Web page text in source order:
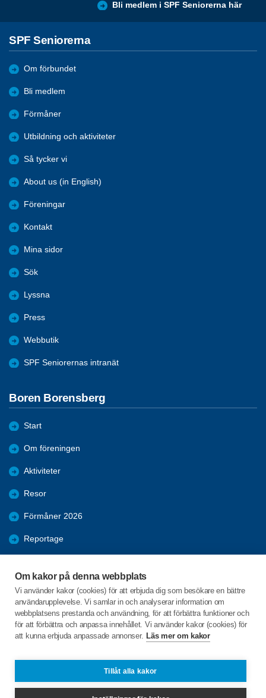
Om kakor på denna webbplats
Vi använder kakor (cookies) för att erbjuda dig som besökare en bättre
användarupplevelse. Vi samlar in och analyserar information om
webbplatsens prestanda och användning, för att förbättra funktioner och
för att förbättra och anpassa innehållet. Vi använder kakor (cookies) för
att kunna erbjuda anpassade annonser. Läs mer om kakor
Tillåt alla kakor
Bli medlem i SPF Seniorerna här
SPF Seniorerna
Om förbundet
Bli medlem
Förmåner
Utbildning och aktiviteter
Så tycker vi
About us (in English)
Föreningar
Kontakt
Mina sidor
Sök
Lyssna
Press
Webbutik
SPF Seniorernas intranät
Boren Borensberg
Start
Om föreningen
Aktiviteter
Resor
Förmåner 2026
Reportage
Bildgalleri
C/o:Leif Holm